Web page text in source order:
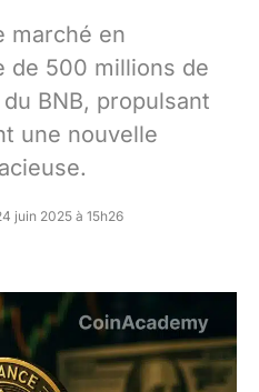
marché en
de 500 millions de
BNB, propulsant
une nouvelle
juin 2025 à 15h26